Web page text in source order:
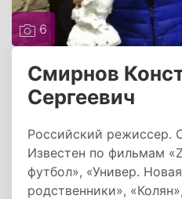
6
Смирнов
Сергеевич
Российский режиссер.
Известен по фильмам
футбол», «Универ.
родственники»,